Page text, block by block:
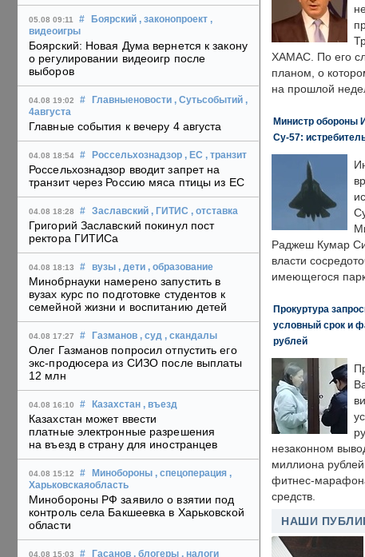
05.08 09:11 # Боярский , законопроект ,
видеоигры
Боярский: Новая Дума вернется к закону
о регулировании видеоигр после
выборов
04.08 19:02 # Главныеновости , Сутьсобытий ,
4августа
Главные события к вечеру 4 августа
04.08 18:54 # Россельхознадзор , ЕС , транзит
Россельхознадзор вводит запрет на
транзит через Россию мяса птицы из ЕС
04.08 18:28 # Заславский , ГИТИС , отставка
Григорий Заславский покинул пост
ректора ГИТИСа
04.08 18:13 # вузы , дети , образование
Минобрнауки намерено запустить в
вузах курс по подготовке студентов к
семейной жизни и воспитанию детей
04.08 17:27 # Газманов , суд , скандалы
Олег Газманов попросил отпустить его
экс-продюсера из СИЗО после выплаты
12 млн
04.08 16:10 # Казахстан , въезд
Казахстан может ввести
платные электронные разрешения
на въезд в страну для иностранцев
04.08 15:12 # Минобороны , спецоперация ,
Харьковскаяобласть
Минобороны РФ заявило о взятии под
контроль села Бакшеевка в Харьковской
области
04.08 15:03 # Гасанов , блогеры , налоги
ХАМАС. По его
планом, о
на прошлой
Министр обороны
Су-57:
Раджеш Кумар
власти
имеющегося
Прокуртура
условный срок и
рублей
незаконном
миллиона
фитнес-
средств.
НАШИ